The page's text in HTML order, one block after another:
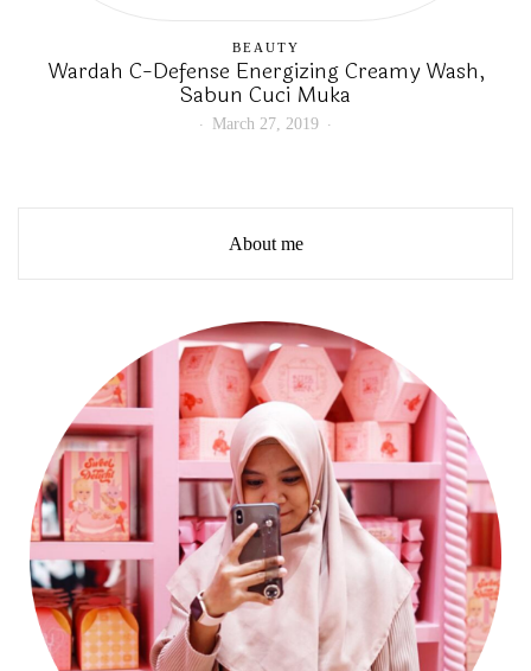
BEAUTY
Wardah C-Defense Energizing Creamy Wash,
Sabun Cuci Muka
March 27, 2019
About me